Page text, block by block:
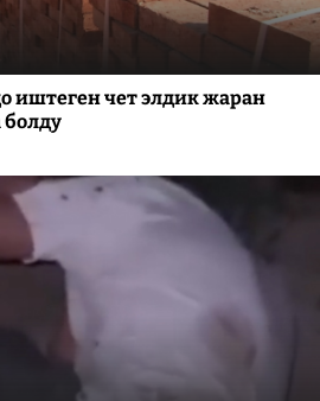
иштеген чет элдик жаран
болду